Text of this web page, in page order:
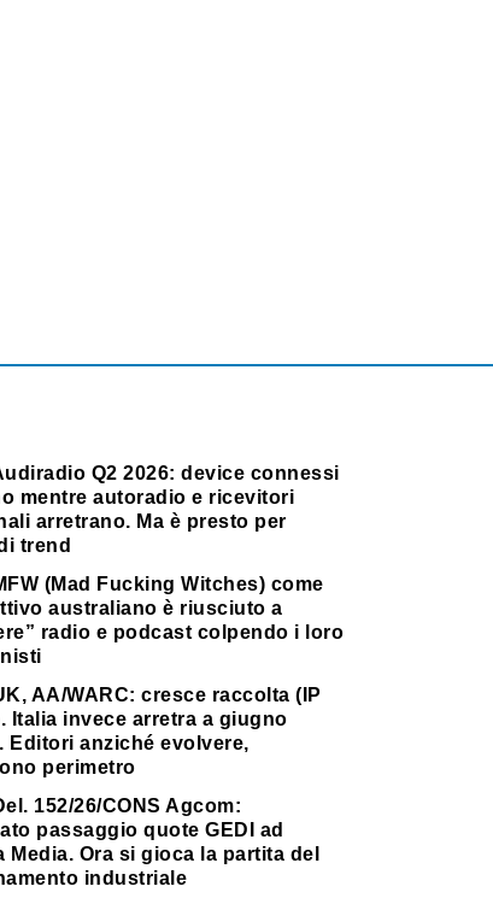
Q2 2026: device connessi
mentre autoradio e ricevitori
arretrano. Ma è presto per
trend
(Mad Fucking Witches) come
australiano è riusciuto a
radio e podcast colpendo i loro
AA/WARC: cresce raccolta (IP
Italia invece arretra a giugno
Editori anziché evolvere,
perimetro
152/26/CONS Agcom:
passaggio quote GEDI ad
Media. Ora si gioca la partita del
industriale